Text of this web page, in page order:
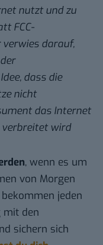
nutzt und zu
FCC-
verwies darauf,
dass die
nicht
das Internet
wird
, wenn es um
von Morgen
jeden
mit den
sichern sich